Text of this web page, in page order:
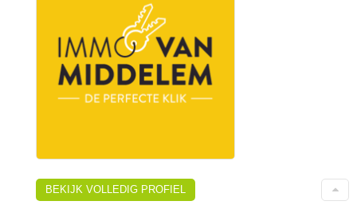
BEKIJK VOLLEDIG PROFIEL